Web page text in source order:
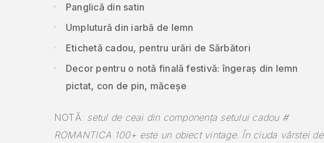
Panglică din satin
Umplutură din iarbă de lemn
Etichetă cadou, pentru urări de Sărbători
Decor pentru o notă finală festivă: îngeraș din lemn
pictat, con de pin, măceșe
NOTĂ: setul de ceai din componența setului cadou #
ROMANTICA 100+ este un obiect vintage. În ciuda vârstei de